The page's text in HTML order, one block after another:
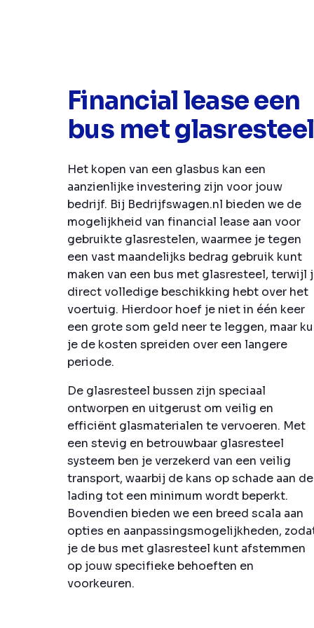
Financial lease een
bus met glasresteel
Het kopen van een glasbus kan een
aanzienlijke investering zijn voor jouw
bedrijf. Bij Bedrijfswagen.nl bieden we de
mogelijkheid van financial lease aan voor
gebruikte glasrestelen, waarmee je tegen
een vast maandelijks bedrag gebruik kunt
maken van een bus met glasresteel, terwijl
direct volledige beschikking hebt over het
voertuig. Hierdoor hoef je niet in één keer
een grote som geld neer te leggen, maar
je de kosten spreiden over een langere
periode.
De glasresteel bussen zijn speciaal
ontworpen en uitgerust om veilig en
efficiënt glasmaterialen te vervoeren. Met
een stevig en betrouwbaar glasresteel
systeem ben je verzekerd van een veilig
transport, waarbij de kans op schade aan de
lading tot een minimum wordt beperkt.
Bovendien bieden we een breed scala aan
opties en aanpassingsmogelijkheden,
je de bus met glasresteel kunt afstemmen
op jouw specifieke behoeften en
voorkeuren.